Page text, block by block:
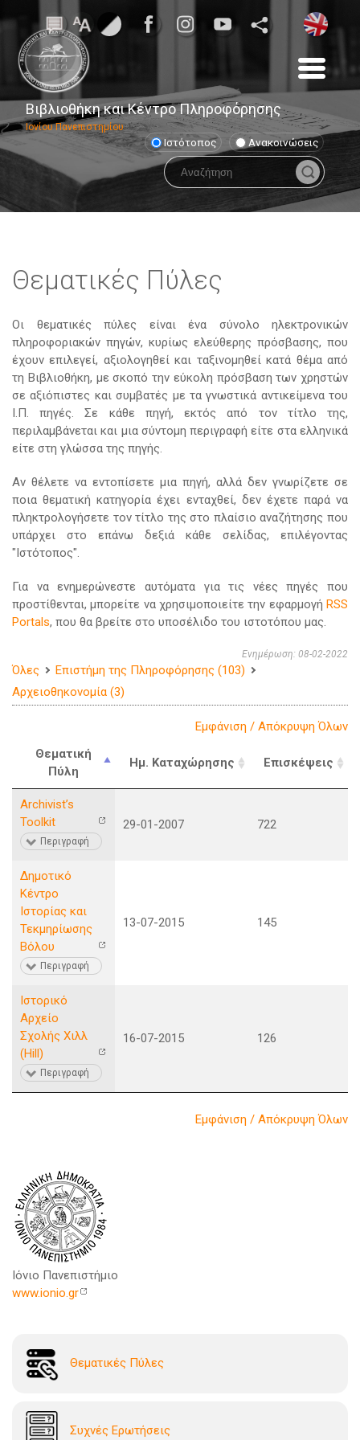
Βιβλιοθήκη και Κέντρο Πληροφόρησης
Ιονίου Πανεπιστημίου
Ιστότοπος Ανακοινώσεις
Θεματικές Πύλες
Οι θεματικές πύλες είναι ένα σύνολο ηλεκτρονικών
πληροφοριακών πηγών, κυρίως ελεύθερης πρόσβασης, που
έχουν επιλεγεί, αξιολογηθεί και ταξινομηθεί κατά θέμα από
τη Βιβλιοθήκη, με σκοπό την εύκολη πρόσβαση των χρηστών
σε αξιόπιστες και συμβατές με τα γνωστικά αντικείμενα του
Ι.Π. πηγές. Σε κάθε πηγή, εκτός από τον τίτλο της,
περιλαμβάνεται και μια σύντομη περιγραφή είτε στα ελληνικά
είτε στη γλώσσα της πηγής.
Αν θέλετε να εντοπίσετε μια πηγή, αλλά δεν γνωρίζετε σε
ποια θεματική κατηγορία έχει ενταχθεί, δεν έχετε παρά να
πληκτρολογήσετε τον τίτλο της στο πλαίσιο αναζήτησης που
υπάρχει στο επάνω δεξιά κάθε σελίδας, επιλέγοντας
"Ιστότοπος".
Για να ενημερώνεστε αυτόματα για τις νέες πηγές που
προστίθενται, μπορείτε να χρησιμοποιείτε την εφαρμογή RSS
Portals, που θα βρείτε στο υποσέλιδο του ιστοτόπου μας.
Ενημέρωση: 08-02-2022
Όλες
Επιστήμη της Πληροφόρησης (103)
Αρχειοθηκονομία (3)
Εμφάνιση / Απόκρυψη Όλων
Θεματική
Πύλη
Ημ. Καταχώρησης Επισκέψεις
Archivistʼs
Toolkit
Περιγραφή
29-01-2007 722
Δημοτικό
Κέντρο
Ιστορίας και
Τεκμηρίωσης
Βόλου
Περιγραφή
13-07-2015 145
Ιστορικό
Αρχείο
Σχολής Χιλλ
(Hill)
Περιγραφή
16-07-2015 126
Εμφάνιση / Απόκρυψη Όλων
Ιόνιο Πανεπιστήμιο
www.ionio.gr
Θεματικές Πύλες
Συχνές Ερωτήσεις